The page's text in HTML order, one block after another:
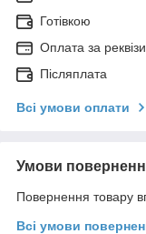
Готівкою
Оплата за
Післяплата
Всі умови оплати
Умови
Повернення товару
Всі умови